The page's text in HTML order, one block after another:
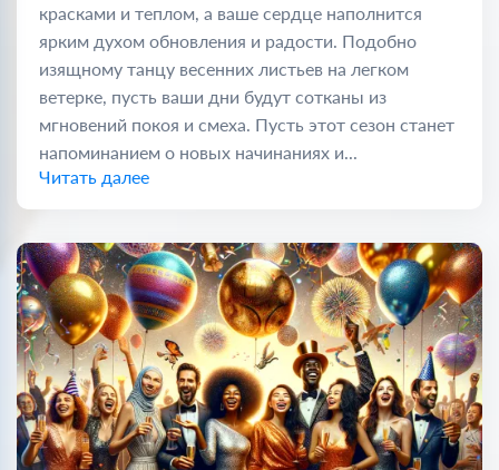
красками и теплом, а ваше сердце наполнится
ярким духом обновления и радости. Подобно
изящному танцу весенних листьев на легком
ветерке, пусть ваши дни будут сотканы из
мгновений покоя и смеха. Пусть этот сезон станет
напоминанием о новых начинаниях и...
Читать далее